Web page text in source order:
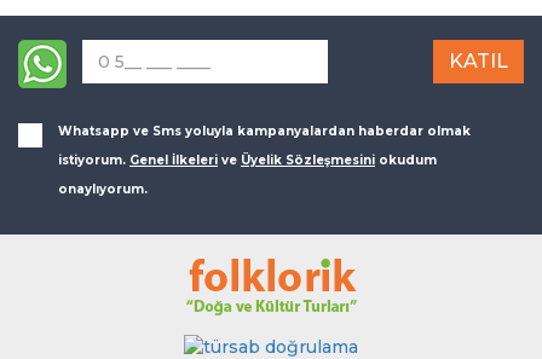
Whatsapp ve Sms yoluyla kampanyalardan haberdar olmak
istiyorum. Genel İlkeleri ve Üyelik Sözleşmesini okudum
onaylıyorum.